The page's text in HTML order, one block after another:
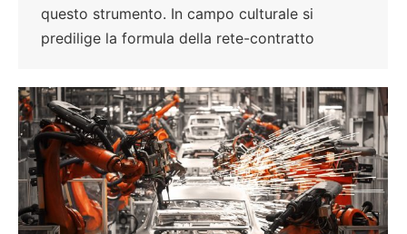
questo strumento. In campo culturale si
predilige la formula della rete-contratto